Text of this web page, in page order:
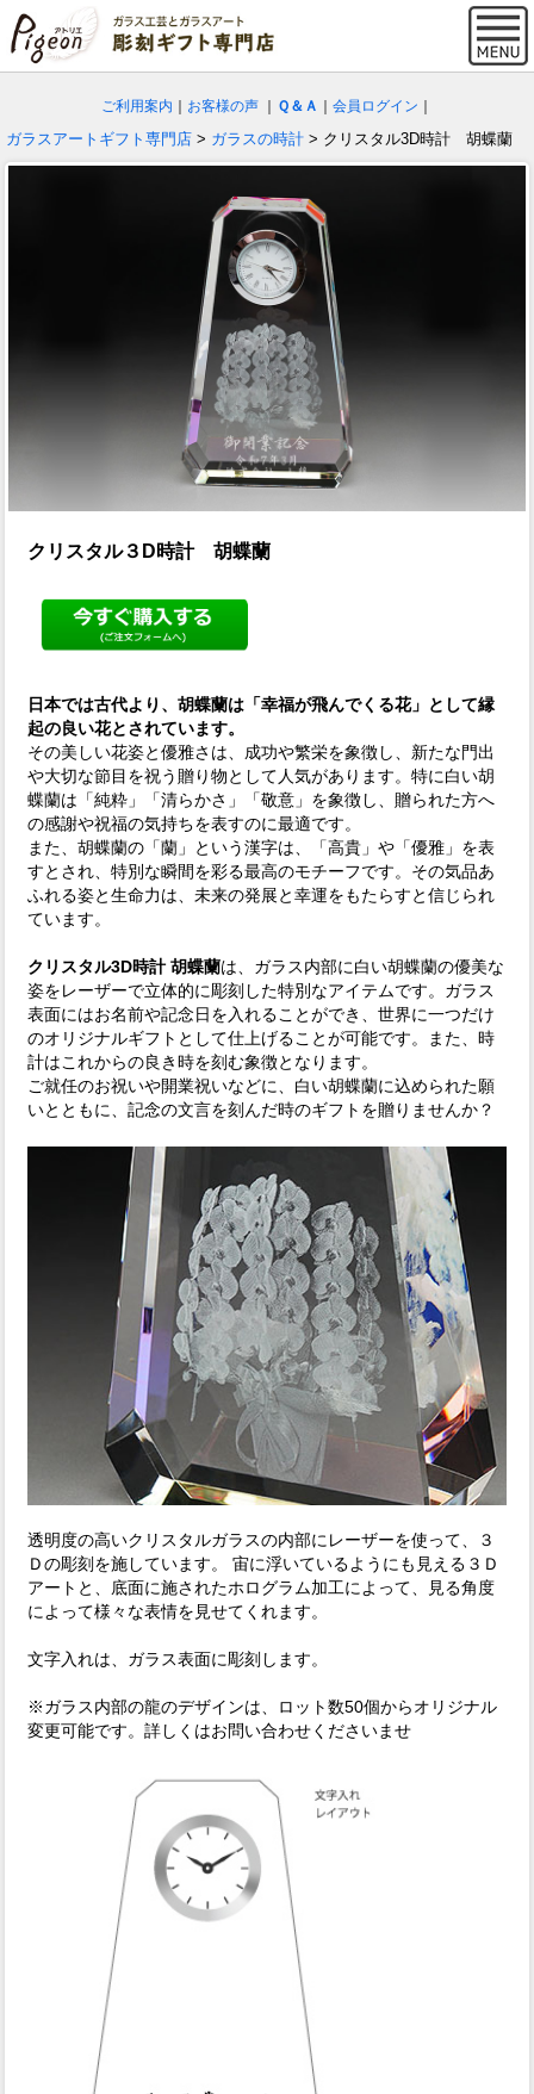
ご利用案内 お客様の声 Ｑ＆Ａ 会員ログイン
ガラスアートギフト専門店 > ガラスの時計 > クリスタル3D時計 胡蝶蘭
クリスタル３D時計 胡蝶蘭
日本では古代より、胡蝶蘭は「幸福が飛んでくる花」として縁
起の良い花とされています。
その美しい花姿と優雅さは、成功や繁栄を象徴し、新たな門出
や大切な節目を祝う贈り物として人気があります。特に白い胡
蝶蘭は「純粋」「清らかさ」「敬意」を象徴し、贈られた方へ
の感謝や祝福の気持ちを表すのに最適です。
また、胡蝶蘭の「蘭」という漢字は、「高貴」や「優雅」を表
すとされ、特別な瞬間を彩る最高のモチーフです。その気品あ
ふれる姿と生命力は、未来の発展と幸運をもたらすと信じられ
ています。
クリスタル3D時計 胡蝶蘭は、ガラス内部に白い胡蝶蘭の優美な
姿をレーザーで立体的に彫刻した特別なアイテムです。ガラス
表面にはお名前や記念日を入れることができ、世界に一つだけ
のオリジナルギフトとして仕上げることが可能です。また、時
計はこれからの良き時を刻む象徴となります。
ご就任のお祝いや開業祝いなどに、白い胡蝶蘭に込められた願
いとともに、記念の文言を刻んだ時のギフトを贈りませんか？
透明度の高いクリスタルガラスの内部にレーザーを使って、３
Ｄの彫刻を施しています。 宙に浮いているようにも見える３Ｄ
アートと、底面に施されたホログラム加工によって、見る角度
によって様々な表情を見せてくれます。
文字入れは、ガラス表面に彫刻します。
※ガラス内部の龍のデザインは、ロット数50個からオリジナル
変更可能です。詳しくはお問い合わせくださいませ